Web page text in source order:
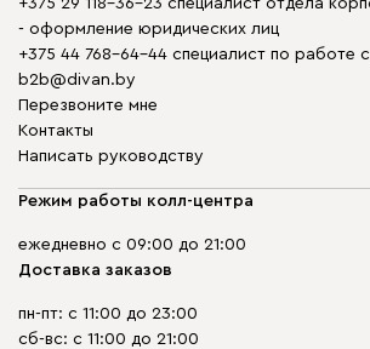
+375 29 118-36-23 специалист отдела
- оформление юридических лиц
+375 44 768-64-44 специалист по работе
b2b@divan.by
Перезвоните мне
Контакты
Написать руководству
Режим работы колл-центра
ежедневно с 09:00 до 21:00
Доставка заказов
пн-пт: с 11:00 до 23:00
сб-вс: с 11:00 до 21:00